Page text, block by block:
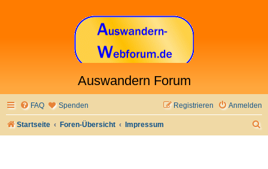
Auswandern Forum
FAQ Spenden Anmelden
Registrieren
Startseite Foren-Übersicht Impressum